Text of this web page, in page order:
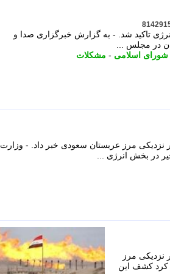
تاکید شد. - به گزارش خبرگزاری صدا و
در مجلس ...
شورای اسلامی - مشکلات
مرز عربستان سعودی خبر داد. - وزارت
در بخش انرژی ...
مرز
کرد کشف این